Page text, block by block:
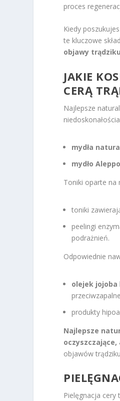
proces
Kiedy
te kluczowe
objawy trądziku
JAKIE
CERĄ
Najlepsze
mydła
mydło Aleppo
Toniki oparte na
toniki
peelingi
podrażnień.
Odpowiednie
olejek jojoba
produkty
Najlepsze
objawów
Pielęgnacja